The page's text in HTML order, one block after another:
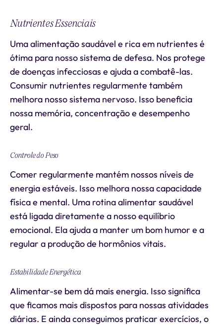
Nutrientes Essenciais
Uma alimentação saudável e rica em nutrientes é
ótima para nosso sistema de defesa. Nos protege
de doenças infecciosas e ajuda a combatê-las.
Consumir nutrientes regularmente também
melhora nosso sistema nervoso. Isso beneficia
nossa memória, concentração e desempenho
geral.
Controle do Peso
Comer regularmente mantém nossos níveis de
energia estáveis. Isso melhora nossa capacidade
física e mental. Uma rotina alimentar saudável
está ligada diretamente a nosso equilíbrio
emocional. Ela ajuda a manter um bom humor e a
regular a produção de hormônios vitais.
Estabilidade Energética
Alimentar-se bem dá mais energia. Isso significa
que ficamos mais dispostos para nossas atividades
diárias. E ainda conseguimos praticar exercícios, o